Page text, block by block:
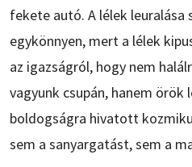
fekete autó. A lélek leuralása
egykönnyen, mert a lélek
az igazságról, hogy nem
vagyunk csupán, hanem örök
boldogságra hivatott
sem a sanyargatást, sem a